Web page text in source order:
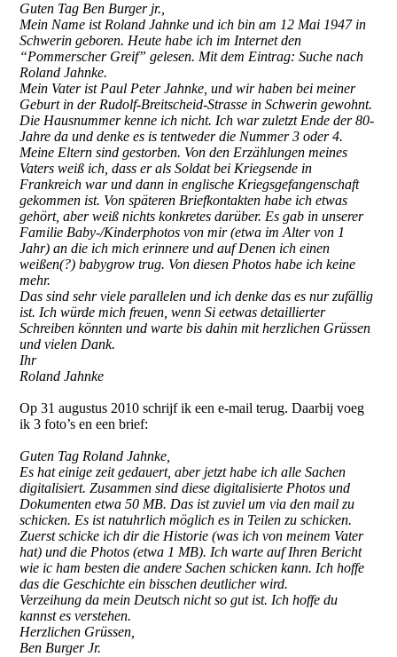
Guten Tag Ben Burger jr.,
Mein Name ist Roland Jahnke und ich bin am 12 Mai 1947 in
Schwerin geboren. Heute habe ich im Internet den
“Pommerscher Greif” gelesen. Mit dem Eintrag: Suche nach
Roland Jahnke.
Mein Vater ist Paul Peter Jahnke, und wir haben bei meiner
Geburt in der Rudolf-Breitscheid-Strasse in Schwerin gewohnt.
Die Hausnummer kenne ich nicht. Ich war zuletzt Ende der 80-
Jahre da und denke es is tentweder die Nummer 3 oder 4.
Meine Eltern sind gestorben. Von den Erzählungen meines
Vaters weiß ich, dass er als Soldat bei Kriegsende in
Frankreich war und dann in englische Kriegsgefangenschaft
gekommen ist. Von späteren Briefkontakten habe ich etwas
gehört, aber weiß nichts konkretes darüber. Es gab in unserer
Familie Baby-/Kinderphotos von mir (etwa im Alter von 1
Jahr) an die ich mich erinnere und auf Denen ich einen
weißen(?) babygrow trug. Von diesen Photos habe ich keine
mehr.
Das sind sehr viele parallelen und ich denke das es nur zufällig
ist. Ich würde mich freuen, wenn Si eetwas detaillierter
Schreiben könnten und warte bis dahin mit herzlichen Grüssen
und vielen Dank.
Ihr
Roland Jahnke
Op 31 augustus 2010 schrijf ik een e-mail terug. Daarbij voeg
ik 3 foto’s en een brief:
Guten Tag Roland Jahnke,
Es hat einige zeit gedauert, aber jetzt habe ich alle Sachen
digitalisiert. Zusammen sind diese digitalisierte Photos und
Dokumenten etwa 50 MB. Das ist zuviel um via den mail zu
schicken. Es ist natuhrlich möglich es in Teilen zu schicken.
Zuerst schicke ich dir die Historie (was ich von meinem Vater
hat) und die Photos (etwa 1 MB). Ich warte auf Ihren Bericht
wie ic ham besten die andere Sachen schicken kann. Ich hoffe
das die Geschichte ein bisschen deutlicher wird.
Verzeihung da mein Deutsch nicht so gut ist. Ich hoffe du
kannst es verstehen.
Herzlichen Grüssen,
Ben Burger Jr.